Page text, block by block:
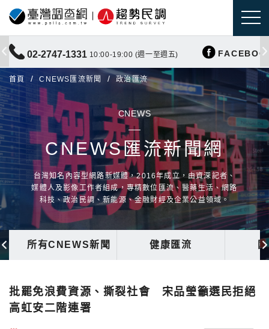
02-2747-1331 10:00-19:00 (週一至週五)
首頁 CNEWS匯流新聞 政治匯流
CNEWS
CNEWS匯流新聞網
台灣知名內容型網路新媒體，2016年成立，由資深記者、
媒體人及影像工作者組成，專精數位匯流、醫藥生活、網路
科技、政治民調、新能源、金融財經及企業公益領域。
所有CNEWS新聞 健康匯流
批罷免浪費資源、撕裂社會 宋品瑩籲選民拒絕
高虹安二階連署